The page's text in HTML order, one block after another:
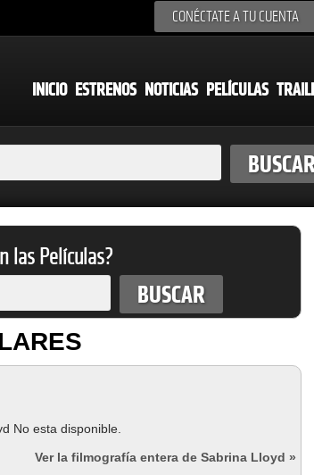
CONÉCTATE A TU CUENTA
INICIO ESTRENOS NOTICIAS PELÍCULAS
las Películas?
No esta disponible.
Ver la filmografía entera de Sabrina Lloyd »